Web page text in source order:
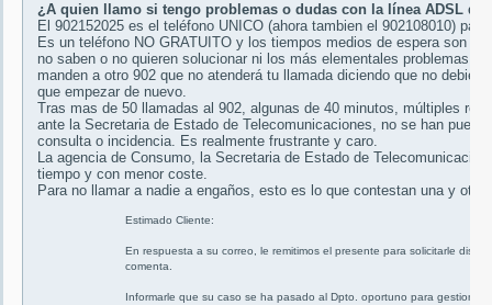
¿A quien llamo si tengo problemas o dudas con la línea ADSL de
El 902152025 es el teléfono UNICO (ahora tambien el 902108010)
Es un teléfono NO GRATUITO y los tiempos medios de espera son
no saben o no quieren solucionar ni los más elementales problemas
manden a otro 902 que no atenderá tu llamada diciendo que no
que empezar de nuevo.
Tras mas de 50 llamadas al 902, algunas de 40 minutos, múltiples
ante la Secretaria de Estado de Telecomunicaciones, no se han
consulta o incidencia. Es realmente frustrante y caro.
La agencia de Consumo, la Secretaria de Estado de
tiempo y con menor coste.
Para no llamar a nadie a engaños, esto es lo que contestan una y
Estimado Cliente:
En respuesta a su correo, le remitimos el presente para solicitarle
comenta.
Informarle que su caso se ha pasado al Dpto. oportuno para